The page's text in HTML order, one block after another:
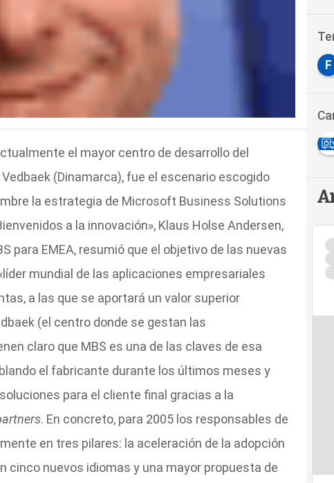
el mayor centro de desarrollo del
(Dinamarca), fue el escenario escogido
la estrategia de Microsoft Business Solutions
a la innovación», Klaus Holse Andersen,
para EMEA, resumió que el objetivo de las nuevas
mundial de las aplicaciones empresariales
a las que se aportará un valor superior
(el centro donde se gestan las
claro que MBS es una de las claves de esa
el fabricante durante los últimos meses y
para el cliente final gracias a la
. En concreto, para 2005 los responsables de
en tres pilares: la aceleración de la adopción
cinco nuevos idiomas y una mayor propuesta de
F